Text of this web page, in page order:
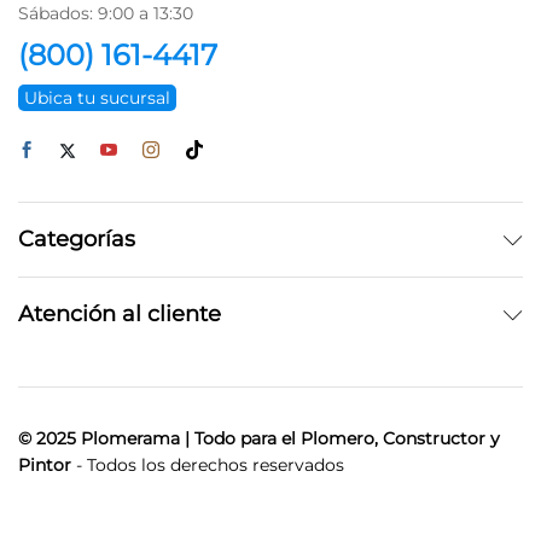
Sábados: 9:00 a 13:30
(800) 161-4417
Ubica tu sucursal
Categorías
Atención al cliente
© 2025 Plomerama | Todo para el Plomero, Constructor y
Pintor - Todos los derechos reservados